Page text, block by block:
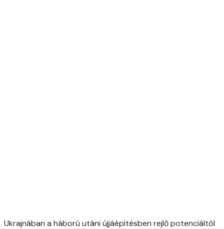
Ukrajnában a háború utáni újjáépítésben rejlő potenciáltól